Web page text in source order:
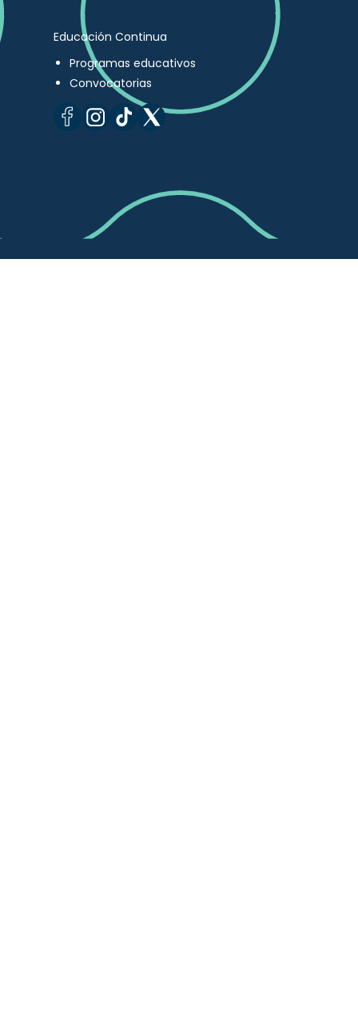
Educación Continua
Programas educativos
Convocatorias